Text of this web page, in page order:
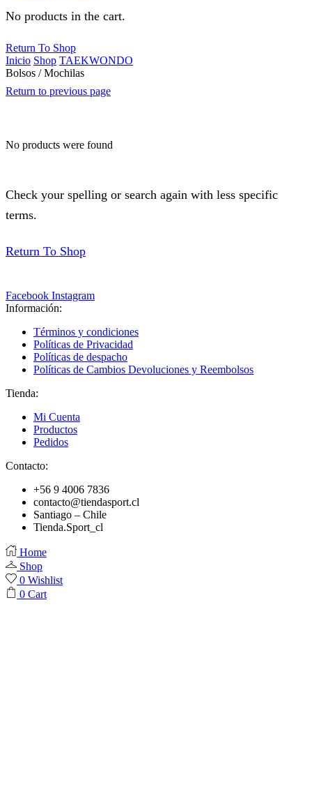
No products in the cart.
Return To Shop
Inicio Shop TAEKWONDO
Bolsos / Mochilas
Return to previous page
No products were found
Check your spelling or search again with less specific
terms.
Return To Shop
Facebook Instagram
Información:
Términos y condiciones
Políticas de Privacidad
Políticas de despacho
Políticas de Cambios Devoluciones y Reembolsos
Tienda:
Mi Cuenta
Productos
Pedidos
Contacto:
+56 9 4006 7836
contacto@tiendasport.cl
Santiago – Chile
Tienda.Sport_cl
Home
Shop
0 Wishlist
0 Cart